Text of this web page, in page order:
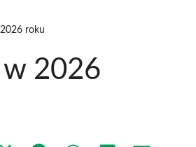
roku
w 2026